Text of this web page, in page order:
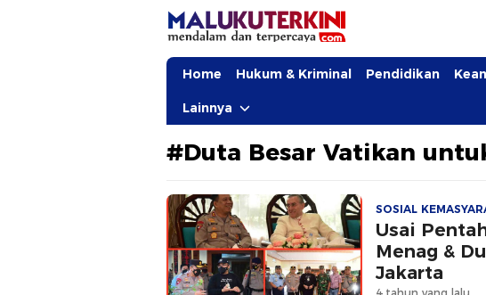
MalukuTerkini.com
Terkini, Mendalam dan Terpercaya
Home Hukum & Kriminal Pendidikan
Lainnya
#Duta Besar Vatikan
SOSIAL
Usai
Menag &
Jakarta